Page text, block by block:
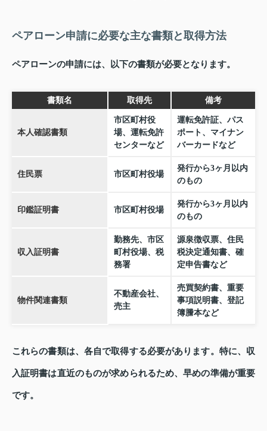
ペアローン申請に必要な主な書類と取得方法
ペアローンの申請には、以下の書類が必要となります。
書類名 取得先 備考
本人確認書類
市区町村役
場、運転免許
センターなど
運転免許証、パス
ポート、マイナン
バーカードなど
住民票 市区町村役場
発行から3ヶ月以内
のもの
印鑑証明書 市区町村役場
発行から3ヶ月以内
のもの
収入証明書
勤務先、市区
町村役場、税
務署
源泉徴収票、住民
税決定通知書、確
定申告書など
物件関連書類
不動産会社、
売主
売買契約書、重要
事項説明書、登記
簿謄本など
これらの書類は、各自で取得する必要があります。特に、収
入証明書は直近のものが求められるため、早めの準備が重要
です。